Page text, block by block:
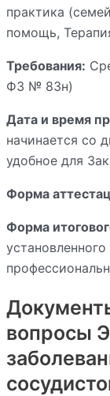
практика
помощь,
Требования:
ФЗ № 83н)
Дата и время
начинается со
удобное для
Форма
Форма
вопросы